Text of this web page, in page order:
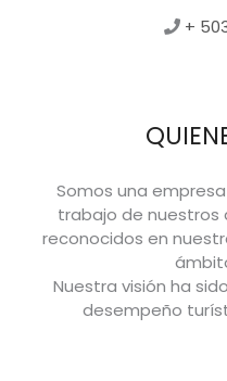
+
Somos una
trabajo de nuestros
reconocidos en
Nuestra visión ha
desempeño